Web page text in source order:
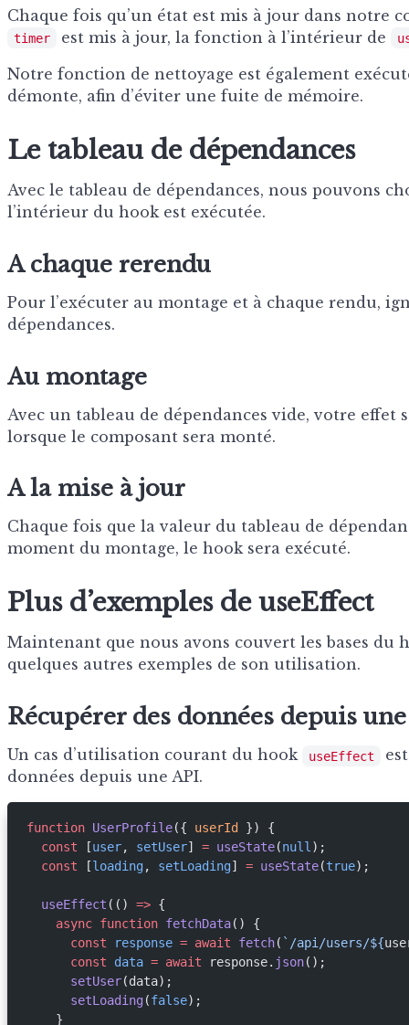
Chaque fois qu’un état est mis à jour dans notre
timer est mis à jour, la fonction à l’intérieur de
Notre fonction de nettoyage est également
démonte, afin d’éviter une fuite de mémoire.
Le tableau de dépendances
Avec le tableau de dépendances, nous pouvons
l’intérieur du hook est exécutée.
A chaque rerendu
Pour l’exécuter au montage et à chaque rendu,
dépendances.
Au montage
Avec un tableau de dépendances vide, votre effet
lorsque le composant sera monté.
A la mise à jour
Chaque fois que la valeur du tableau de
moment du montage, le hook sera exécuté.
Plus d’exemples de useEffect
Maintenant que nous avons couvert les bases du
quelques autres exemples de son utilisation.
Récupérer des données depuis
Un cas d’utilisation courant du hook useEffect
données depuis une API.
function UserProfile({ userId
}) {
  const
[user, setUser] = useState(null );
  const
[loading, setLoading] = useState(true);
  useEffect
(() => {
    async
function fetchData() {
      const
response = await fetch( `/api/users/${
      const
data = await response. json();
      setUser
(data);
      setLoading
(false);
    }